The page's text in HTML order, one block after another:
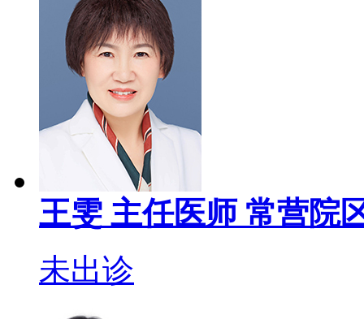
王雯 主任医师 常营院
未出诊